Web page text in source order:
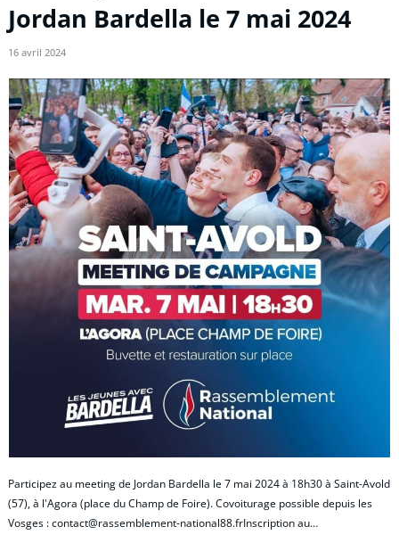
Jordan Bardella le 7 mai 2024
16 avril 2024
Participez au meeting de Jordan Bardella le 7 mai 2024 à 18h30 à Saint-Avold
(57), à l'Agora (place du Champ de Foire). Covoiturage possible depuis les
Vosges : contact@rassemblement-national88.frInscription au…